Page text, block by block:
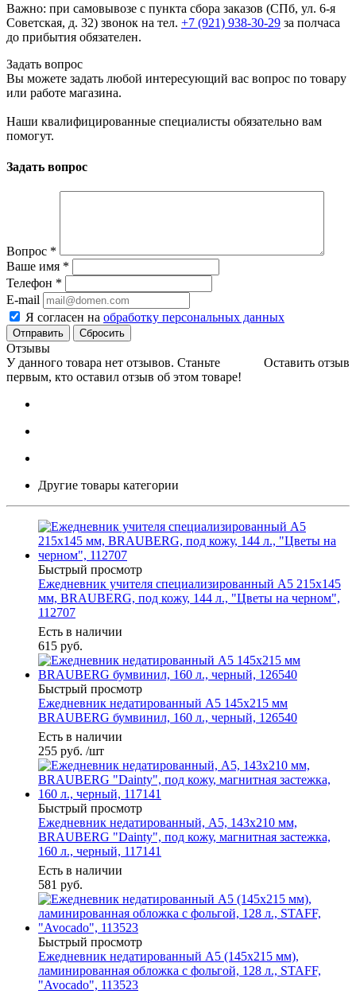
Важно: при самовывозе с пункта сборa заказов (СПб, ул. 6-я
Советская, д. 32) звонок на тел. +7 (921) 938-30-29 за полчаса
до прибытия обязателен.
Задать вопрос
Вы можете задать любой интересующий вас вопрос по товару
или работе магазина.
Наши квалифицированные специалисты обязательно вам
помогут.
Задать вопрос
Вопрос *
Ваше имя *
Телефон *
E-mail
Я согласен на обработку персональных данных
Сбросить
Отзывы
Оставить отзыв
У данного товара нет отзывов. Станьте
первым, кто оставил отзыв об этом товаре!
Другие товары категории
Быстрый просмотр
Ежедневник учителя специализированный А5 215х145
мм, BRAUBERG, под кожу, 144 л., "Цветы на черном",
112707
Есть в наличии
615 руб.
Быстрый просмотр
Ежедневник недатированный А5 145х215 мм
BRAUBERG бумвинил, 160 л., черный, 126540
Есть в наличии
255 руб. /шт
Быстрый просмотр
Ежедневник недатированный, А5, 143х210 мм,
BRAUBERG "Dainty", под кожу, магнитная застежка,
160 л., черный, 117141
Есть в наличии
581 руб.
Быстрый просмотр
Ежедневник недатированный А5 (145х215 мм),
ламинированная обложка с фольгой, 128 л., STAFF,
"Avocado", 113523